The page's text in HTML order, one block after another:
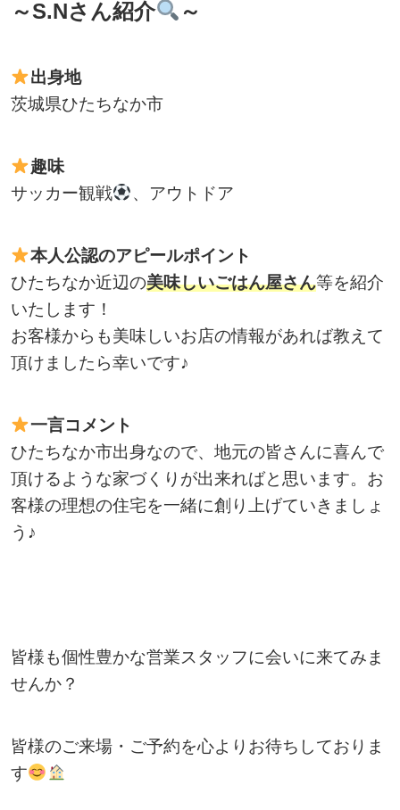
～S.Nさん紹介 ～
出身地
茨城県ひたちなか市
趣味
サッカー観戦
、アウトドア
本人公認のアピールポイント
ひたちなか近辺の美味しいごはん屋さん等を紹介
いたします！
お客様からも美味しいお店の情報があれば教えて
頂けましたら幸いです♪
一言コメント
ひたちなか市出身なので、地元の皆さんに喜んで
頂けるような家づくりが出来ればと思います。お
客様の理想の住宅を一緒に創り上げていきましょ
う♪
皆様も個性豊かな営業スタッフに会いに来てみま
せんか？
皆様のご来場・ご予約を心よりお待ちしておりま
す